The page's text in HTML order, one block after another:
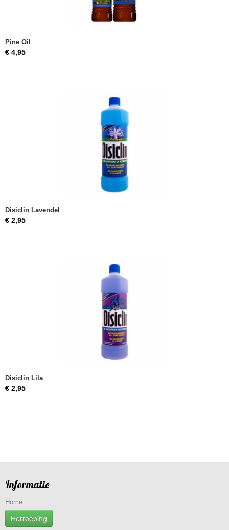
Pine Oil
€ 4,95
Disiclin Lavendel
€ 2,95
Disiclin Lila
€ 2,95
Informatie
Home
Herroeping